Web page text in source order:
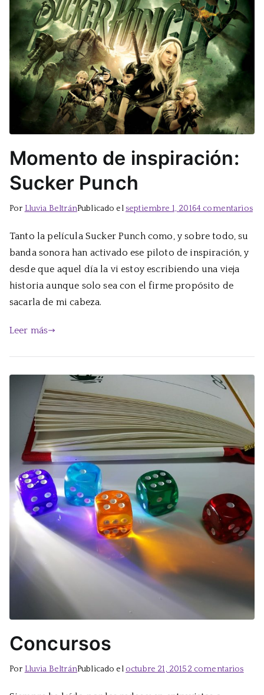
Momento de inspiración:
Sucker Punch
Por Lluvia BeltránPublicado el septiembre 1, 20164 comentariosen
Tanto la película Sucker Punch como, y sobre todo, su
banda sonora han activado ese piloto de inspiración, y
desde que aquel día la vi estoy escribiendo una vieja
historia aunque solo sea con el firme propósito de
sacarla de mi cabeza.
Leer más
Concursos
Por Lluvia BeltránPublicado el octubre 21, 20152 comentariosen